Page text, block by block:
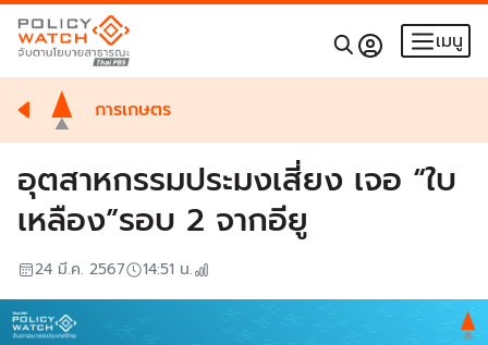
เมนู
การเกษตร
อุตสาหกรรมประมงเสี่ยง เจอ “ใบ
เหลือง”รอบ 2 จากอียู
24 มี.ค. 2567 14:51 น.